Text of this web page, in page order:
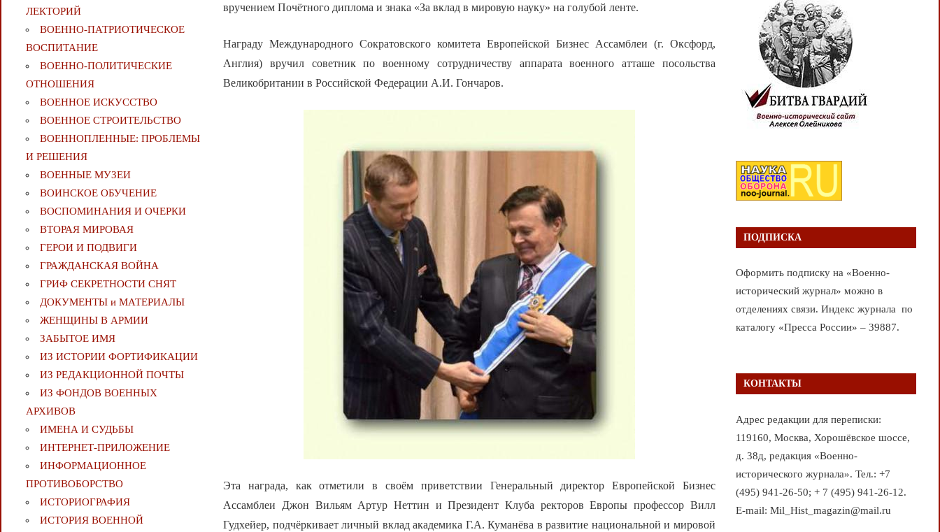
вручением Почётного диплома и знака «За вклад в мировую науку» на голубой ленте.
Награду Международного Сократовского комитета Европейской Бизнес Ассамблеи (г. Оксфорд,
Англия) вручил советник по военному сотрудничеству аппарата военного атташе посольства
Великобритании в Российской Федерации А.И. Гончаров.
Эта награда, как отметили в своём приветствии Генеральный директор Европейской Бизнес
Ассамблеи Джон Вильям Артур Неттин и Президент Клуба ректоров Европы профессор Вилл
Гудхейер, подчёркивает личный вклад академика Г.А. Куманёва в развитие национальной и мировой
ЛЕКТОРИЙ
ВОЕННО-ПАТРИОТИЧЕСКОЕ
ВОСПИТАНИЕ
ВОЕННО-ПОЛИТИЧЕСКИE
ОТНОШЕНИЯ
ВОЕННОЕ ИСКУССТВО
ВОЕННОЕ СТРОИТЕЛЬСТВО
ВОЕННОПЛЕННЫЕ: ПРОБЛЕМЫ
И РЕШЕНИЯ
ВОЕННЫЕ МУЗЕИ
ВОИНСКОЕ ОБУЧЕНИЕ
ВОСПОМИНАНИЯ И ОЧЕРКИ
ВТОРАЯ МИРОВАЯ
ГЕРОИ И ПОДВИГИ
ГРАЖДАНСКАЯ ВОЙНА
ГРИФ СЕКРЕТНОСТИ СНЯТ
ДОКУМЕНТЫ и МАТЕРИАЛЫ
ЖЕНЩИНЫ В АРМИИ
ЗАБЫТОЕ ИМЯ
ИЗ ИСТОРИИ ФОРТИФИКАЦИИ
ИЗ РЕДАКЦИОННОЙ ПОЧТЫ
ИЗ ФОНДОВ ВОЕННЫХ
АРХИВОВ
ИМЕНА И СУДЬБЫ
ИНТЕРНЕТ-ПРИЛОЖЕНИЕ
ИНФОРМАЦИОННОЕ
ПРОТИВОБОРСТВО
ИСТОРИОГРАФИЯ
ИСТОРИЯ ВОЕННОЙ
ПОДПИСКА
Оформить подписку на «Военно-
исторический журнал» можно в
отделениях связи. Индекс журнала по
каталогу «Пресса России» – 39887.
КОНТАКТЫ
Адрес редакции для переписки:
119160, Москва, Хорошёвское шоссе,
д. 38д, редакция «Военно-
исторического журнала». Тел.: +7
(495) 941-26-50; + 7 (495) 941-26-12.
E-mail: Mil_Hist_magazin@mail.ru